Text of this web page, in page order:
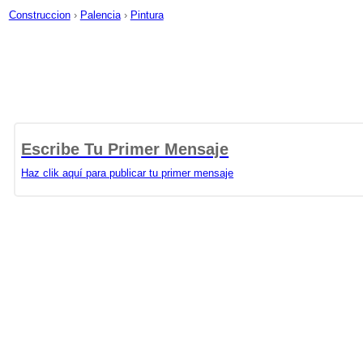
Construccion › Palencia › Pintura
Escribe Tu Primer Mensaje
Haz clik aquí para publicar tu primer mensaje